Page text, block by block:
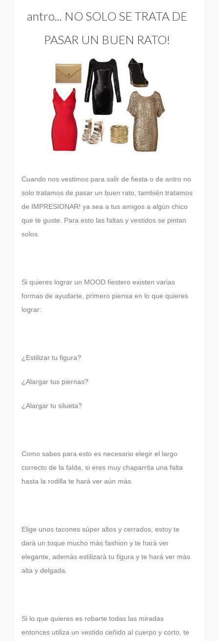
antro... NO SOLO SE TRATA DE
PASAR UN BUEN RATO!
Cuando nos vestimos para salir de fiesta o de antro no
solo tratamos de pasar un buen rato, también tratamos
de IMPRESIONAR! ya sea a tus amigos a algún chico
que te guste. Para esto las faltas y vestidos se pintan
solos.
Si quieres lograr un MOOD fiestero existen varias
formas de ayudarte, primero piensa en lo que quieres
lograr:
¿Estilizar tu figura?
¿Alargar tus piernas?
¿Alargar tu silueta?
Como sabes para esto es necesario elegir el largo
correcto de la falda, si eres muy chaparrita una falta
hasta la rodilla te hará ver aùn màs.
Elige unos tacones súper altos y cerrados, estoy te
darà un toque mucho màs fashion y te hará ver
elegante, ademàs estilizarà tu figura y te hará ver màs
alta y delgada.
Si lo que quieres es robarte todas las miradas
entonces utiliza un vestido ceñido al cuerpo y corto, te